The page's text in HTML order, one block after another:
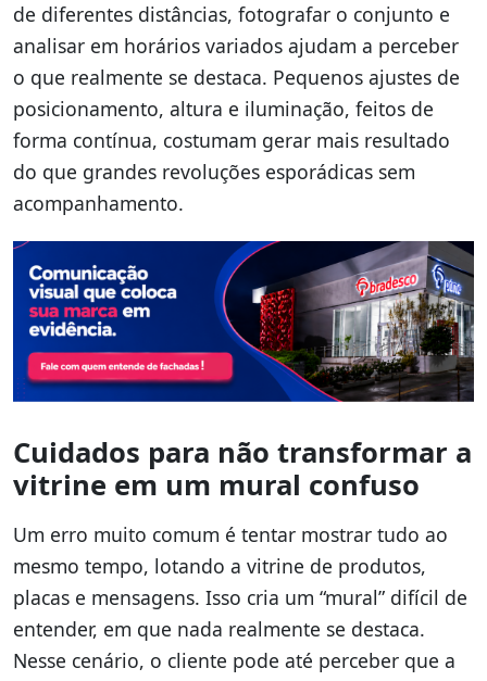
de diferentes distâncias, fotografar o conjunto e
analisar em horários variados ajudam a perceber
o que realmente se destaca. Pequenos ajustes de
posicionamento, altura e iluminação, feitos de
forma contínua, costumam gerar mais resultado
do que grandes revoluções esporádicas sem
acompanhamento.
Cuidados para não transformar a
vitrine em um mural confuso
Um erro muito comum é tentar mostrar tudo ao
mesmo tempo, lotando a vitrine de produtos,
placas e mensagens. Isso cria um “mural” difícil de
entender, em que nada realmente se destaca.
Nesse cenário, o cliente pode até perceber que a